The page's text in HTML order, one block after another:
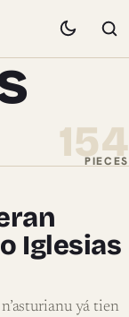
154
PIECES
Iglesias
yá tien